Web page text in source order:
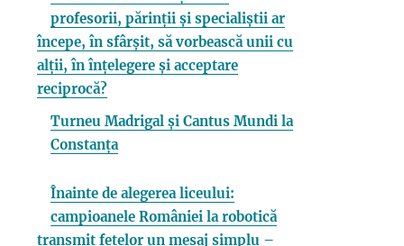
profesorii, părinții și specialiștii ar
începe, în sfârșit, să vorbească unii cu
alții, în înțelegere și acceptare
reciprocă?
Turneu Madrigal și Cantus Mundi la
Constanța
Înainte de alegerea liceului:
campioanele României la robotică
transmit fetelor un mesaj simplu –